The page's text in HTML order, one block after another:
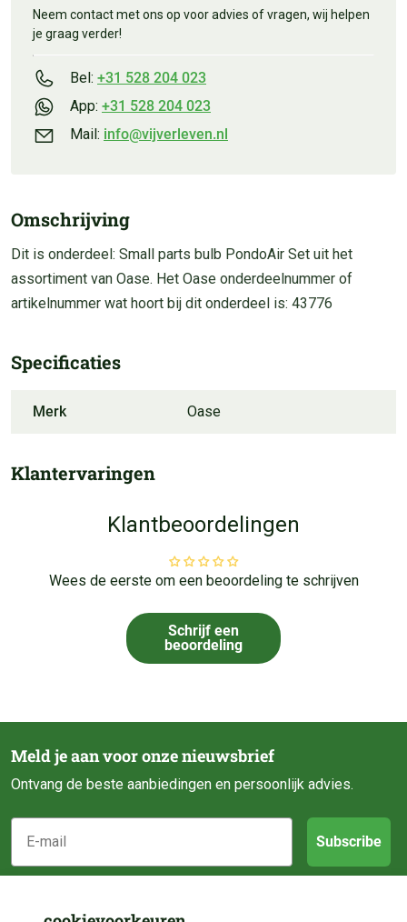
Neem contact met ons op voor advies of vragen, wij helpen
je graag verder!
Bel: +31 528 204 023
App: +31 528 204 023
Mail: info@vijverleven.nl
Omschrijving
Dit is onderdeel: Small parts bulb PondoAir Set uit het
assortiment van Oase. Het Oase onderdeelnummer of
artikelnummer wat hoort bij dit onderdeel is: 43776
Specificaties
Merk Oase
Klantervaringen
Klantbeoordelingen
Wees de eerste om een beoordeling te schrijven
Schrijf een
beoordeling
Meld je aan voor onze nieuwsbrief
Ontvang de beste aanbiedingen en persoonlijk advies.
E-mail
Subscribe
Klantenservice